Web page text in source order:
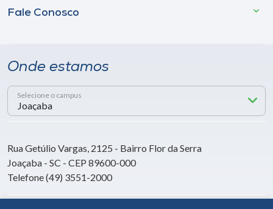
Fale Conosco
Onde estamos
Selecione o campus
Rua Getúlio Vargas, 2125 - Bairro Flor da Serra
Joaçaba - SC - CEP 89600-000
Telefone (49) 3551-2000